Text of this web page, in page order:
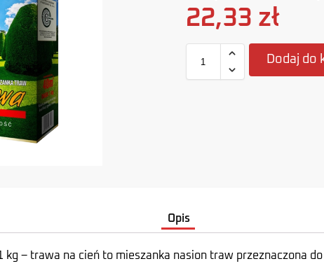
22,33 zł
Dodaj do
Opis
kg – trawa na cień to mieszanka nasion traw przeznaczona